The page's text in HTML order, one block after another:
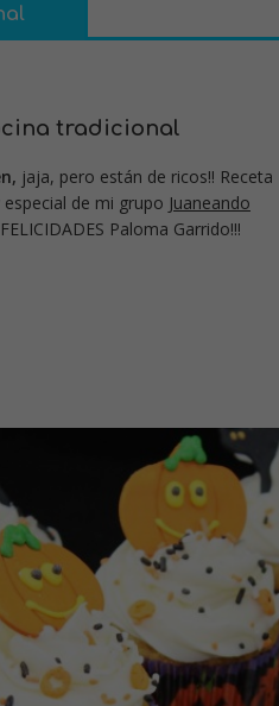
tradicional
jaja, pero están de ricos!! Receta
de mi grupo Juaneando
Paloma Garrido!!!